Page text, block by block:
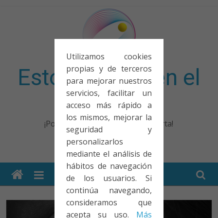
Utilizamos cookies
propias y de terceros
para mejorar nuestros
servicios, facilitar un
acceso más rápido a
los mismos, mejorar la
seguridad y
personalizarlos
mediante el análisis de
hábitos de navegación
de los usuarios. Si
continúa navegando,
consideramos que
acepta su uso. Más
Esto no entra en el
examen
¡Porque no solo el examen importa!